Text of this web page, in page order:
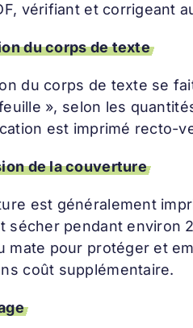
vérifiant et corrigeant
du corps de texte
du corps de texte se
», selon les
est imprimé recto-
de la couverture
est généralement
sécher pendant environ
mate pour protéger et
coût supplémentaire.